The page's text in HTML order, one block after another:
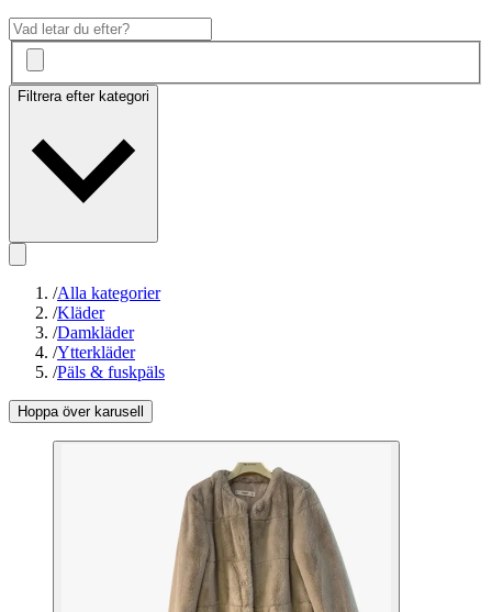
Filtrera efter kategori
/Alla kategorier
/Kläder
/Damkläder
/Ytterkläder
/Päls & fuskpäls
Hoppa över karusell